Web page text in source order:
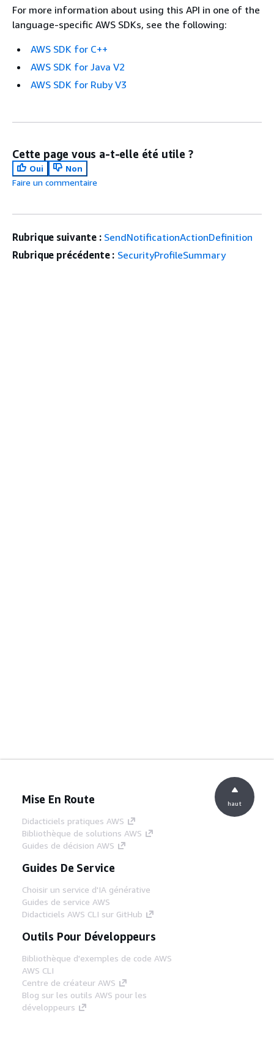
For more information about using this API in one of the
language-specific AWS SDKs, see the following:
AWS SDK for C++
AWS SDK for Java V2
AWS SDK for Ruby V3
Cette page vous a-t-elle été utile ?
Oui
Non
Faire un commentaire
Rubrique suivante : SendNotificationActionDefinition
Rubrique précédente : SecurityProfileSummary
Mise En Route
Didacticiels pratiques AWS
Bibliothèque de solutions AWS
Guides de décision AWS
Guides De Service
Choisir un service d'IA générative
Guides de service AWS
Didacticiels AWS CLI sur GitHub
Outils Pour Développeurs
Bibliothèque d'exemples de code AWS
AWS CLI
Centre de créateur AWS
Blog sur les outils AWS pour les
développeurs
haut